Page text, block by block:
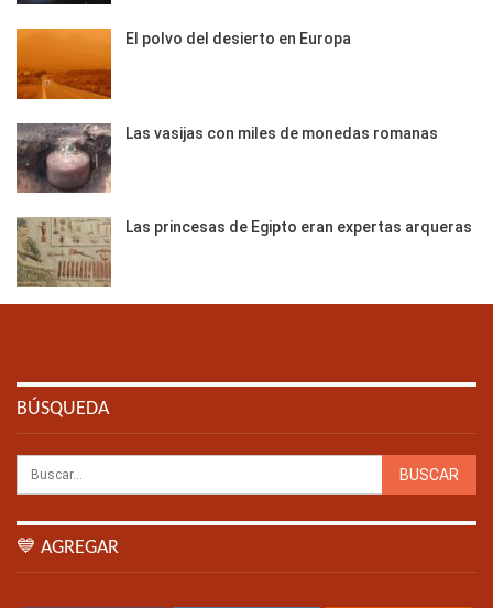
El polvo del desierto en Europa
Las vasijas con miles de monedas romanas
Las princesas de Egipto eran expertas arqueras
BÚSQUEDA
💙 AGREGAR